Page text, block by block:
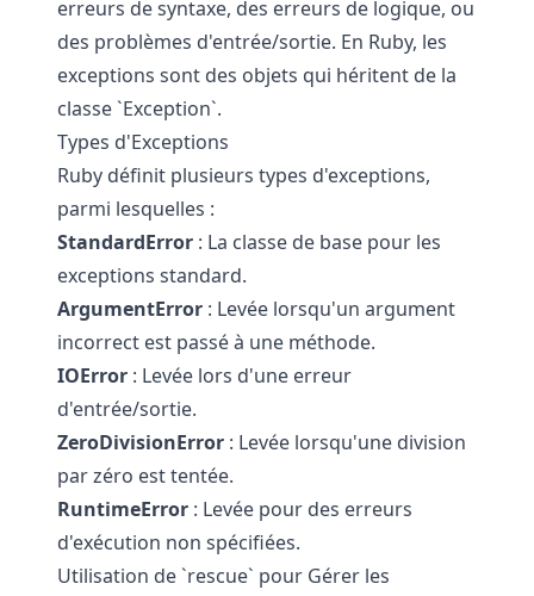
erreurs de syntaxe, des erreurs de logique, ou
des problèmes d'entrée/sortie. En Ruby, les
exceptions sont des objets qui héritent de la
classe `Exception`.
Types d'Exceptions
Ruby définit plusieurs types d'exceptions,
parmi lesquelles :
StandardError : La classe de base pour les
exceptions standard.
ArgumentError : Levée lorsqu'un argument
incorrect est passé à une méthode.
IOError : Levée lors d'une erreur
d'entrée/sortie.
ZeroDivisionError : Levée lorsqu'une division
par zéro est tentée.
RuntimeError : Levée pour des erreurs
d'exécution non spécifiées.
Utilisation de `rescue` pour Gérer les